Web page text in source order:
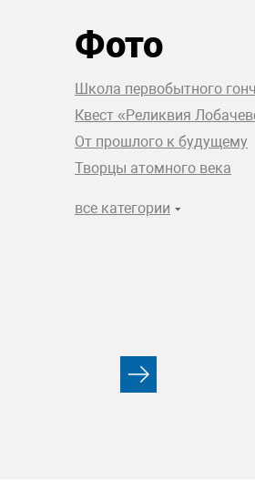
Фото
Школа первобытного
Квест «Реликвия
От прошлого к будущему
Творцы атомного века
все категории